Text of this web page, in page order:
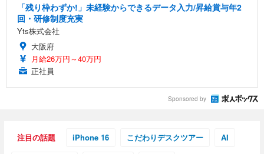
「残り枠わずか!」未経験からできるデータ入力/昇給賞与年2
回・研修制度充実
Yts株式会社
大阪府
月給26万円～40万円
正社員
Sponsored by
注目の話題 iPhone 16 こだわりデスクツアー AI